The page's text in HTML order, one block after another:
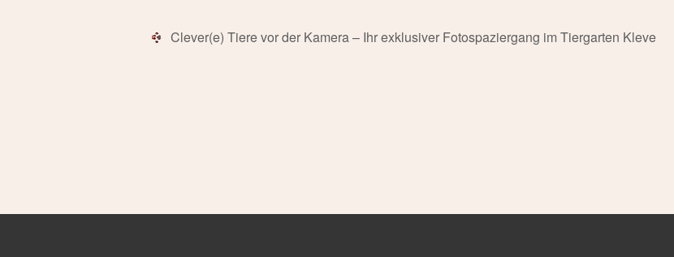
Clever(e) Tiere vor der Kamera – Ihr exklusiver Fotospaziergang im Tiergarten Kleve